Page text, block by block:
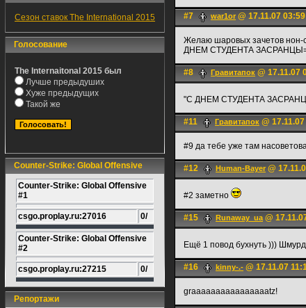
Сезон ставок The International 2015
Голосование
The Internaitonal 2015 был
Лучше предыдуших
Хуже предыдущих
Такой же
Counter-Strike: Global Offensive
Counter-Strike: Global Offensive
#1
csgo.proplay.ru:27016 0/
Counter-Strike: Global Offensive
#2
csgo.proplay.ru:27215 0/
Репортажи
#7 war1or @ 17.11.07 03:59
Желаю шаровых зачетов нон-
ДНЕМ СТУДЕНТА
#8 Гравитапок @ 17.11.07
"С ДНЕМ СТУДЕНТА
#11 Гравитапок @
#9 да тебе уже там
#12 Human-Bayer @
#2 заметно
#15 Runaway_ua@
Ещё 1 повод бухнуть )))
#16 kinny-.- @ 17.11.07
graaaaaaaaaaaaaaaatz!